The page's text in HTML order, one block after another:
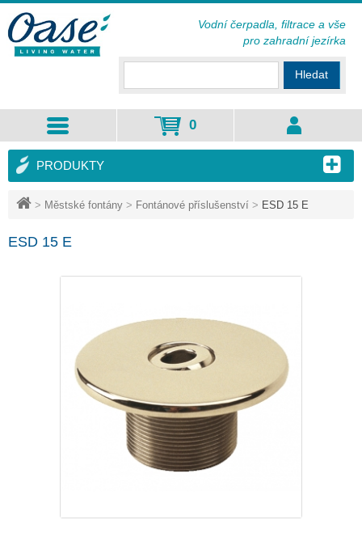
> Městské fontány > Fontánové příslušenství > ESD 15 E
ESD 15 E
PRODUKTY
Hledat
0
Vodní čerpadla, filtrace a vše
pro zahradní jezírka